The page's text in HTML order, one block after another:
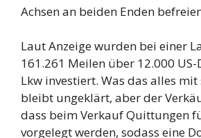
Achsen an beiden Enden
Laut Anzeige wurden bei einer
161.261 Meilen über 12.000
Lkw investiert. Was das alles
bleibt ungeklärt, aber der
dass beim Verkauf Quittungen
vorgelegt werden, sodass eine